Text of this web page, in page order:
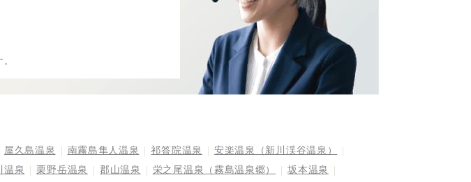
屋久島温泉 南霧島隼人温泉 祁答院温泉
安楽温泉（新川渓谷温泉）
温泉 栗野岳温泉 郡山温泉 栄之尾温泉（霧島温泉郷）
坂本温泉